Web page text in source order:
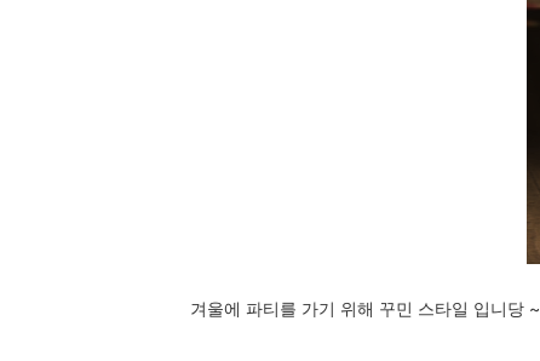
겨울에 파티를 가기 위해 꾸민 스타일 입니당 ~